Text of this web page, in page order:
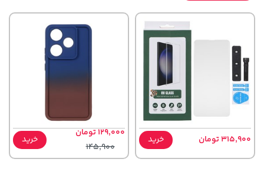
315,900 تومان خرید
129,000 تومان
145,900
خرید